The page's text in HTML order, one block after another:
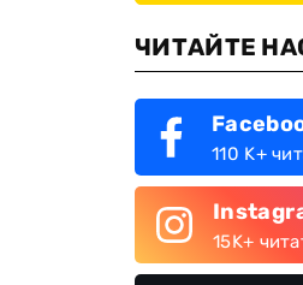
ЧИТАЙТЕ
110 K+
15K+